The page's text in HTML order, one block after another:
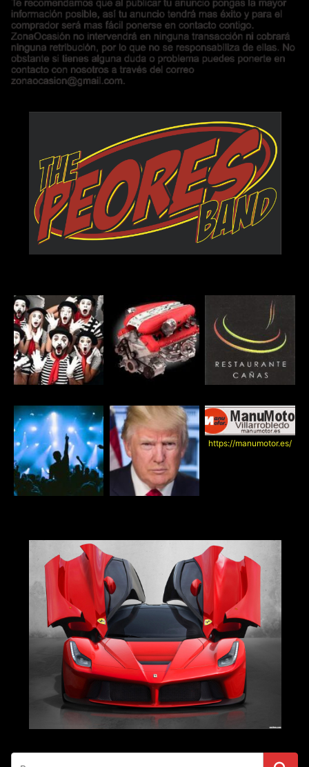
https://manumotor.es/